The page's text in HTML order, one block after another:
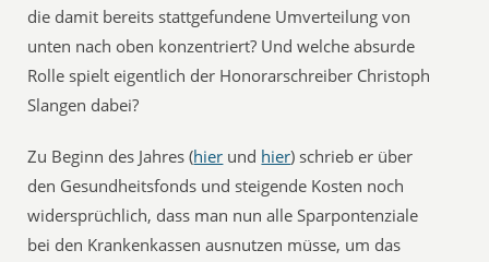
die damit bereits stattgefundene Umverteilung von
unten nach oben konzentriert? Und welche absurde
Rolle spielt eigentlich der Honorarschreiber Christoph
Slangen dabei?
Zu Beginn des Jahres (hier und hier) schrieb er über
den Gesundheitsfonds und steigende Kosten noch
widersprüchlich, dass man nun alle Sparpontenziale
bei den Krankenkassen ausnutzen müsse, um das